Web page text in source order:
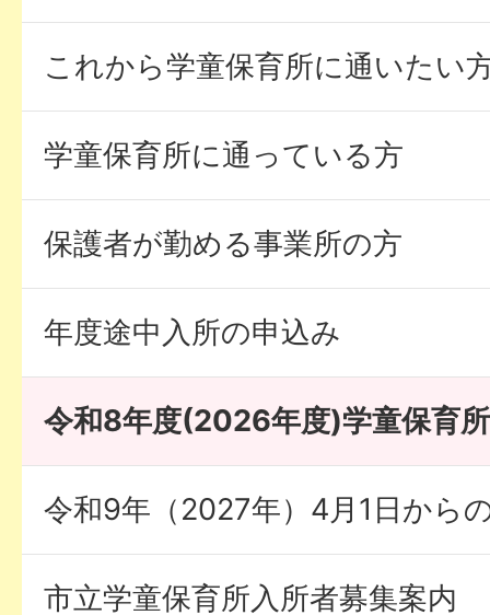
これから学童保育所に通いたい
学童保育所に通っている方
保護者が勤める事業所の方
年度途中入所の申込み
令和8年度(2026年度)学童保育
令和9年（2027年）4月1日から
市立学童保育所入所者募集案内